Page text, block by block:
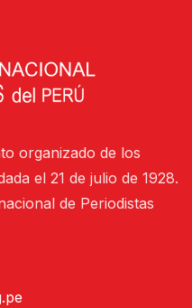
organizado de los
el 21 de julio de 1928.
de Periodistas